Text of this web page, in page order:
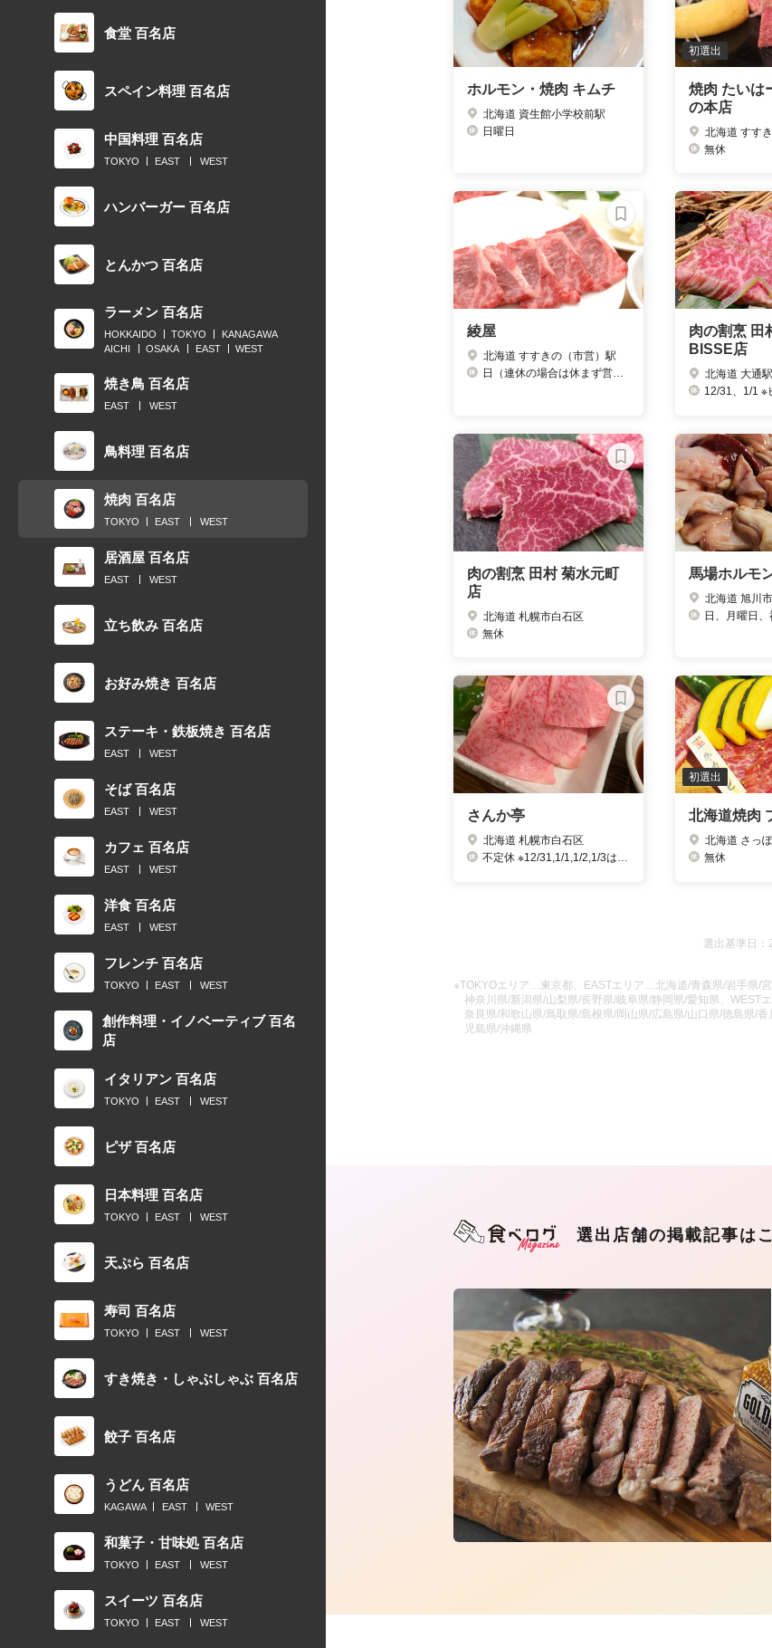
食堂 百名店
スペイン料理 百名店
中国料理 百名店
TOKYO EAST WEST
ハンバーガー 百名店
とんかつ 百名店
ラーメン 百名店
HOKKAIDO TOKYO
KANAGAWA
AICHI
OSAKA EAST WEST
焼き鳥 百名店
EAST WEST
鳥料理 百名店
焼肉 百名店
TOKYO EAST WEST
居酒屋 百名店
EAST WEST
立ち飲み 百名店
お好み焼き 百名店
ステーキ・鉄板焼き 百名店
EAST WEST
そば 百名店
EAST WEST
カフェ 百名店
EAST WEST
洋食 百名店
EAST WEST
フレンチ 百名店
TOKYO EAST WEST
創作料理・イノベーティブ 百名
店
イタリアン 百名店
TOKYO EAST WEST
ピザ 百名店
日本料理 百名店
TOKYO EAST WEST
天ぷら 百名店
寿司 百名店
TOKYO EAST WEST
すき焼き・しゃぶしゃぶ 百名店
餃子 百名店
うどん 百名店
KAGAWA EAST WEST
和菓子・甘味処 百名店
TOKYO EAST WEST
スイーツ 百名店
TOKYO EAST WEST
ホルモン・焼肉 キムチ
北海道 資生館小学校前駅
日曜日
初選出
焼肉 たいは
の本店
北海道 すす
無休
綾屋
北海道 すすきの（市営）駅
日（連休の場合は休まず営業) 12／31 1/1
肉の割烹 田
BISSE店
北海道 大通駅
12/31、1/1 ※
肉の割烹 田村 菊水元町
店
北海道 札幌市白石区
無休
馬場ホルモ
北海道 旭川市
日、月曜日、
さんか亭
北海道 札幌市白石区
不定休 ※12/31,1/1,1/2,1/3は誠に勝手ながらお休みとさせて頂きます。
初選出
北海道焼肉
無休
選出基準日
※TOKYOエリア…東京都、EASTエリア…北海道/青森県/岩手県/
神奈川県/新潟県/山梨県/長野県/岐阜県/静岡県/愛知県、
奈良県/和歌山県/鳥取県/島根県/岡山県/広島県/山口県/徳島県/
児島県/沖縄県
選出店舗の掲載記事は